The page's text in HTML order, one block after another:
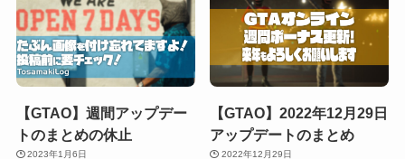
【GTAO】週間アップデー
トのまとめの休止
2023年1月6日
【GTAO】2022年12月29日
アップデートのまとめ
2022年12月29日